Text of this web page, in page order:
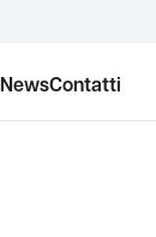
NewsContatti